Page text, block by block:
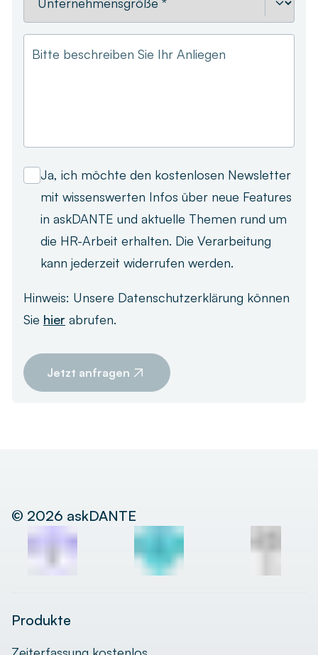
Bitte beschreiben Sie Ihr Anliegen
Ja, ich möchte den kostenlosen Newsletter
mit wissenswerten Infos über neue Features
in askDANTE und aktuelle Themen rund um
die HR-Arbeit erhalten. Die Verarbeitung
kann jederzeit widerrufen werden.
Hinweis: Unsere Datenschutzerklärung können
Sie hier abrufen.
Jetzt anfragen
© 2026 askDANTE
Produkte